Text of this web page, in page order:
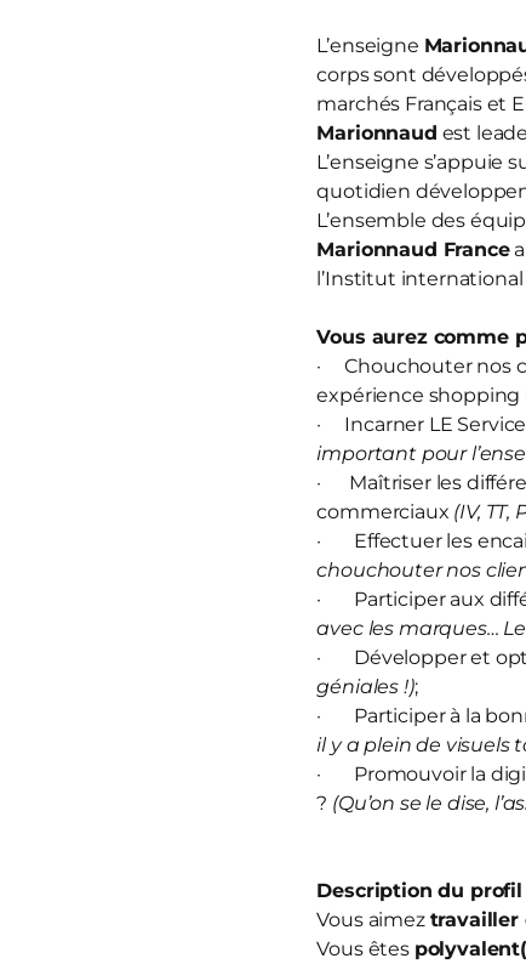
L’enseigne
corps sont
marchés Français et
Marionnaud est
L’enseigne s’appuie
quotidien
L’ensemble des
Marionnaud Francea
l’Institut
Vous aurez comme
· Chouchouter nos
expérience
· Incarner LE
important pour
· Maîtriser les
commerciaux (IV, TT,
· Effectuer les
chouchouter nos
· Participer aux
avec les marques…
· Développer et
géniales !);
· Participer à la
il y a plein de visuels
· Promouvoir la
? (Qu’on se le dise,
Description du profil
Vous aimez travailler
Vous êtes